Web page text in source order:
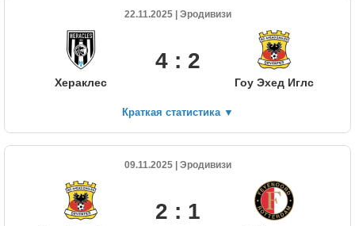
22.11.2025 | Эродивизи
Хераклес
4 : 2
Гоу Эхед Иглс
Краткая статистика ▼
09.11.2025 | Эродивизи
2 : 1